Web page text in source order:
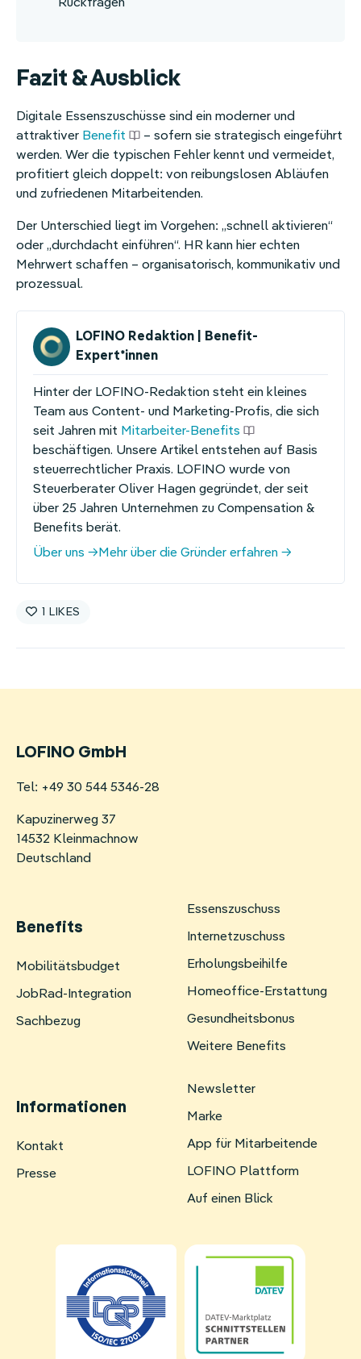
Rückfragen
Fazit & Ausblick
Digitale Essenszuschüsse sind ein moderner und
attraktiver Benefit
– sofern sie strategisch eingeführt
werden. Wer die typischen Fehler kennt und vermeidet,
profitiert gleich doppelt: von reibungslosen Abläufen
und zufriedenen Mitarbeitenden.
Der Unterschied liegt im Vorgehen: „schnell aktivieren“
oder „durchdacht einführen“. HR kann hier echten
Mehrwert schaffen – organisatorisch, kommunikativ und
prozessual.
LOFINO Redaktion | Benefit-
Expert*innen
Hinter der LOFINO-Redaktion steht ein kleines
Team aus Content- und Marketing-Profis, die sich
seit Jahren mit Mitarbeiter-Benefits
beschäftigen. Unsere Artikel entstehen auf Basis
steuerrechtlicher Praxis. LOFINO wurde von
Steuerberater Oliver Hagen gegründet, der seit
über 25 Jahren Unternehmen zu Compensation &
Benefits berät.
Über uns
Mehr über die Gründer erfahren
LOFINO GmbH
Tel: +49 30 544 5346-28
Kapuzinerweg 37
14532 Kleinmachnow
Deutschland
Benefits
Navigation
überspringen
Mobilitätsbudget
JobRad-Integration
Sachbezug
Essenszuschuss
Internetzuschuss
Erholungsbeihilfe
Homeoffice-Erstattung
Gesundheitsbonus
Weitere Benefits
Informationen
Navigation
Kontakt
Presse
Newsletter
Marke
App für Mitarbeitende
LOFINO Plattform
Auf einen Blick